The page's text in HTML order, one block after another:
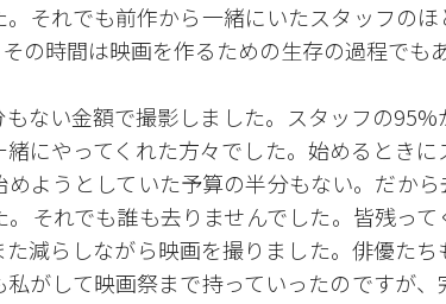
それでも前作から一緒にいたスタッフの
の時間は映画を作るための生存の過程でもあ
もない金額で撮影しました。スタッフの
にやってくれた方々でした。始めるときに
ようとしていた予算の半分もない。だから
それでも誰も去りませんでした。皆残っ
減らしながら映画を撮りました。俳優た
がして映画祭まで持っていったのですが、